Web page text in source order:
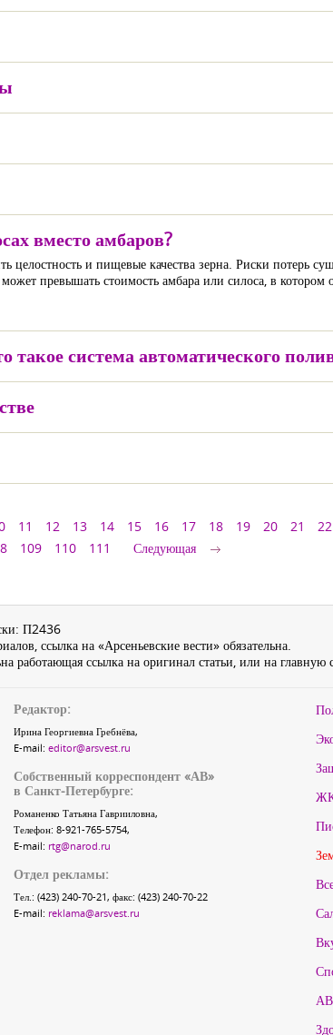
вместо амбаров?
целостность и пищевые качества зерна. Риски потерь
превышать стоимость амбара или силоса, в котором
такое система автоматического
11 12 13 14 15 16 17 18 19 20 21 22
109 110 111 Следующая
П2436
ссылка на «Арсеньевские вести» обязательна.
работающая ссылка на оригинал статьи, или на главную
Редактор:
Ирина Георгиевна Гребнёва,
E-mail: editor@arsvest.ru
Собственный корреспондент «АВ»
в Санкт-Петербурге:
Романенко Татьяна Гаврииловна,
Телефон: 8-921-765-5754,
E-mail: rtg@narod.ru
Отдел рекламы:
Тел.: (423) 240-70-21, факс: (423) 240-70-22
E-mail: reklama@arsvest.ru